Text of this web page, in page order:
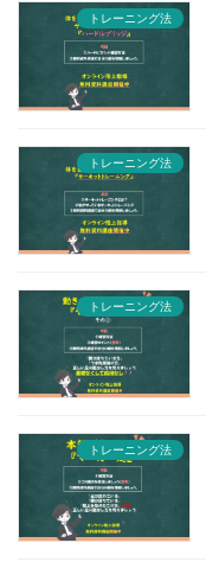
トレーニング法
トレーニング法
トレーニング法
トレーニング法